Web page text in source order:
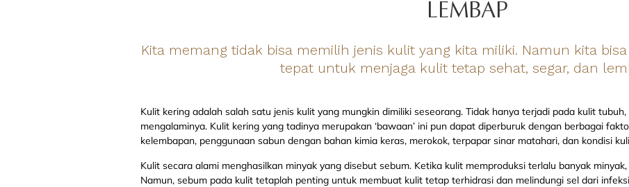
LEMBAP
Kita memang tidak bisa memilih jenis kulit yang kita miliki. Namun kita
tepat untuk menjaga kulit tetap sehat, segar, dan
Kulit kering adalah salah satu jenis kulit yang mungkin dimiliki seseorang. Tidak hanya terjadi pada kulit
mengalaminya. Kulit kering yang tadinya merupakan ‘bawaan’ ini pun dapat diperburuk dengan berbagai
kelembapan, penggunaan sabun dengan bahan kimia keras, merokok, terpapar sinar matahari, dan kondisi
Kulit secara alami menghasilkan minyak yang disebut sebum. Ketika kulit memproduksi terlalu banyak
Namun, sebum pada kulit tetaplah penting untuk membuat kulit tetap terhidrasi dan melindungi sel dari